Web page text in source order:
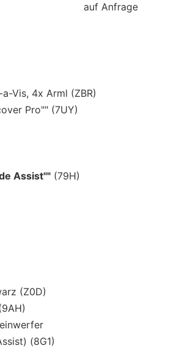
auf Anfrage
Vis, 4x Arml (ZBR)
Pro"" (7UY)
Assist"" (79H)
(Z0D)
(8G1)